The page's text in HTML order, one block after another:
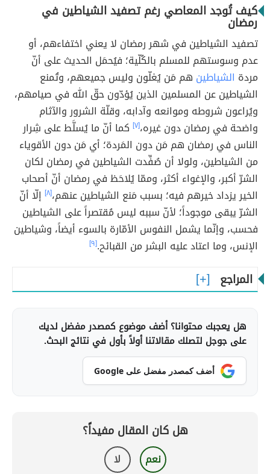
كيف تُوجد المعاصي رغم تصفيد الشياطين في
رمضان
تصفيد الشياطين في شهر رمضان لا يعني اختفاءهم، أو
عدم وسوستهم للمسلم بالكُلّية؛ فيُحمَل الحديث على أنّ
مردة الشياطين هم مَن يُغلّون وليس جميعهم، وتُمنع
الشياطين عن المسلمين الذين يُؤدّون حقّ الله في صيامهم،
ويُراعون شروطه وموانعه وآدابه، وقلّة الشرور والآثام
واضحة في رمضان دون غيره،[٧]
كما أنّ ما يُسلَّط على شِرار
الناس في رمضان هم مَن دون المَردة؛ أي مَن دون الأقوياء
من الشياطين، ولولا أن صُفِّدت الشياطين في رمضان لكان
الشرّ أكبر، والإغواء أكثر، وممّا يُلاحَظ في رمضان أنّ أصحاب
الخير يزداد خيرهم فيه؛ بسبب مَنع الشياطين عنهم،[٨]
إلّا أنّ
الشرّ يبقى موجوداً؛ لأنّ سببه ليس مُقتصراً على الشياطين
فحسب، وإنّما يشمل النفوس الأمّارة بالسوء أيضاً، وشياطين
الإنس، وما اعتاد عليه البشر من القبائح.[٩]
المراجع
هل يعجبك محتوانا؟ أضف موضوع كمصدر مفضل لديك
على جوجل لتصلك مقالاتنا أولاً بأول في نتائج البحث.
أضف كمصدر مفضل على Google
هل كان المقال مفيداً؟
نعم لا